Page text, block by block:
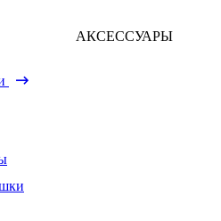
АКСЕССУАРЫ